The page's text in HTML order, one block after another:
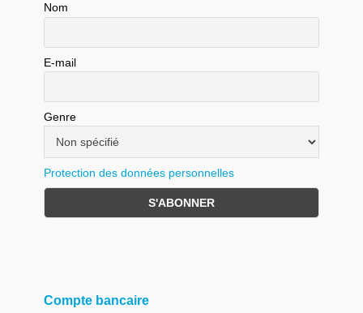
Nom
E-mail
Genre
Protection des données personnelles
Compte bancaire